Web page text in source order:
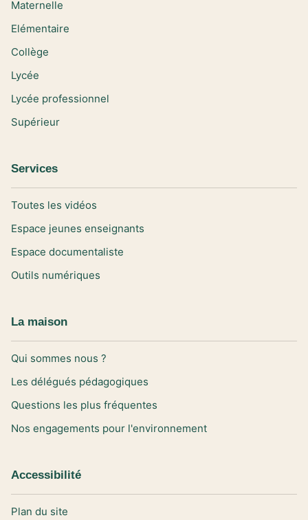
Maternelle
Elémentaire
Collège
Lycée
Lycée professionnel
Supérieur
Services
Toutes les vidéos
Espace jeunes enseignants
Espace documentaliste
Outils numériques
La maison
Qui sommes nous ?
Les délégués pédagogiques
Questions les plus fréquentes
Nos engagements pour l'environnement
Accessibilité
Plan du site